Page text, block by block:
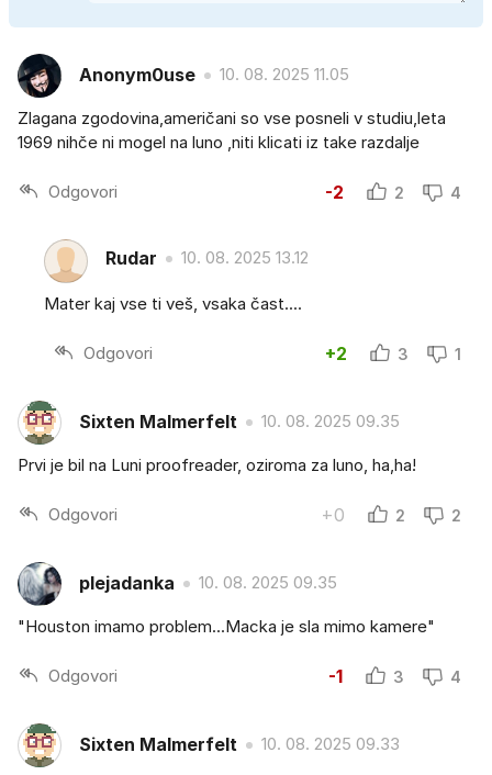
Anonym0use 10. 08. 2025 11.05
Zlagana zgodovina,američani so vse posneli v studiu,leta
1969 nihče ni mogel na luno ,niti klicati iz take razdalje
Odgovori -2 2 4
Rudar 10. 08. 2025 13.12
Mater kaj vse ti veš, vsaka čast....
Odgovori +2 3 1
Sixten Malmerfelt 10. 08. 2025 09.35
Prvi je bil na Luni proofreader, oziroma za luno, ha,ha!
Odgovori +0 2 2
plejadanka 10. 08. 2025 09.35
"Houston imamo problem...Macka je sla mimo kamere"
Odgovori -1 3 4
Sixten Malmerfelt 10. 08. 2025 09.33